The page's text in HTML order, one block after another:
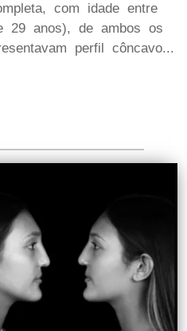
com idade entre
29 anos), de ambos os
perfil côncavo...